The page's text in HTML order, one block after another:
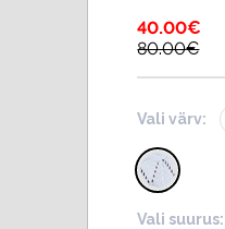
40.00€
80.00€
Vali värv:
Vali suurus: